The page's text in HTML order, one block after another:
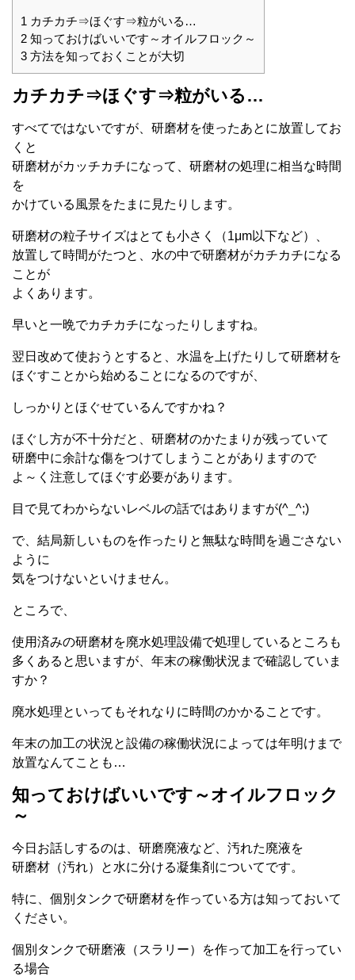
1 カチカチ⇒ほぐす⇒粒がいる…
2 知っておけばいいです～オイルフロック～
3 方法を知っておくことが大切
カチカチ⇒ほぐす⇒粒がいる…
すべてではないですが、研磨材を使ったあとに放置してお
くと
研磨材がカッチカチになって、研磨材の処理に相当な時間
を
かけている風景をたまに見たりします。
研磨材の粒子サイズはとても小さく（1μm以下など）、
放置して時間がたつと、水の中で研磨材がカチカチになる
ことが
よくあります。
早いと一晩でカチカチになったりしますね。
翌日改めて使おうとすると、水温を上げたりして研磨材を
ほぐすことから始めることになるのですが、
しっかりとほぐせているんですかね？
ほぐし方が不十分だと、研磨材のかたまりが残っていて
研磨中に余計な傷をつけてしまうことがありますので
よ～く注意してほぐす必要があります。
目で見てわからないレベルの話ではありますが(^_^;)
で、結局新しいものを作ったりと無駄な時間を過ごさない
ように
気をつけないといけません。
ところで、
使用済みの研磨材を廃水処理設備で処理しているところも
多くあると思いますが、年末の稼働状況まで確認していま
すか？
廃水処理といってもそれなりに時間のかかることです。
年末の加工の状況と設備の稼働状況によっては年明けまで
放置なんてことも…
知っておけばいいです～オイルフロック
～
今日お話しするのは、研磨廃液など、汚れた廃液を
研磨材（汚れ）と水に分ける凝集剤についてです。
特に、個別タンクで研磨材を作っている方は知っておいて
ください。
個別タンクで研磨液（スラリー）を作って加工を行ってい
る場合